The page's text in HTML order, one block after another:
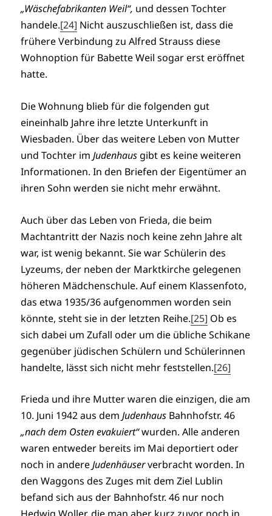
„Wäschefabrikanten Weil“, und dessen Tochter
handele.[24] Nicht auszuschließen ist, dass die
frühere Verbindung zu Alfred Strauss diese
Wohnoption für Babette Weil sogar erst eröffnet
hatte.
Die Wohnung blieb für die folgenden gut
eineinhalb Jahre ihre letzte Unterkunft in
Wiesbaden. Über das weitere Leben von Mutter
und Tochter imJudenhaus gibt es keine weiteren
Informationen. In den Briefen der Eigentümer an
ihren Sohn werden sie nicht mehr erwähnt.
Auch über das Leben von Frieda, die beim
Machtantritt der Nazis noch keine zehn Jahre alt
war, ist wenig bekannt. Sie war Schülerin des
Lyzeums, der neben der Marktkirche gelegenen
höheren Mädchenschule. Auf einem Klassenfoto,
das etwa 1935/36 aufgenommen worden sein
könnte, steht sie in der letzten Reihe.[25] Ob es
sich dabei um Zufall oder um die übliche Schikane
gegenüber jüdischen Schülern und Schülerinnen
handelte, lässt sich nicht mehr feststellen.[26]
Frieda und ihre Mutter waren die einzigen, die am
10. Juni 1942 aus demJudenhaus Bahnhofstr. 46
„nach dem Osten evakuiert“wurden. Alle anderen
waren entweder bereits im Mai deportiert oder
noch in andereJudenhäuserverbracht worden. In
den Waggons des Zuges mit dem Ziel Lublin
befand sich aus der Bahnhofstr. 46 nur noch